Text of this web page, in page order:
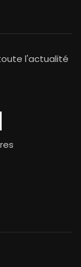
l'actualité